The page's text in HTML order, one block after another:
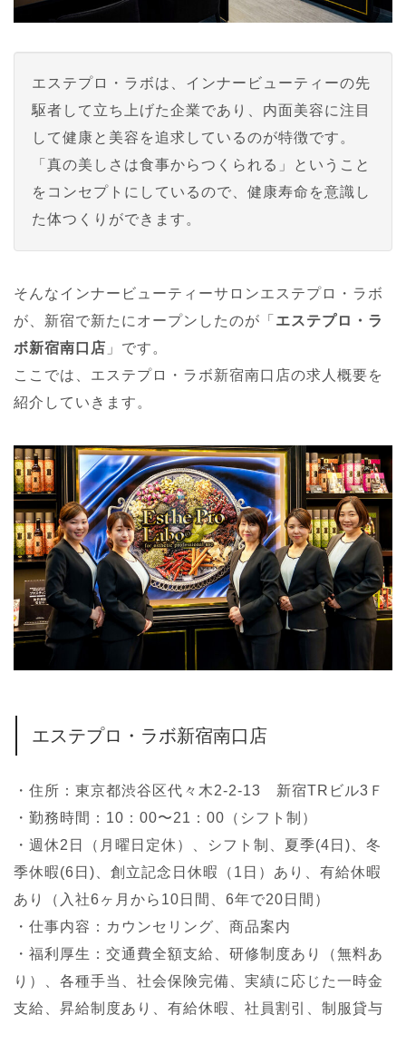
エステプロ・ラボは、インナービューティーの先
駆者して立ち上げた企業であり、内面美容に注目
して健康と美容を追求しているのが特徴です。
「真の美しさは食事からつくられる」ということ
をコンセプトにしているので、健康寿命を意識し
た体つくりができます。
そんなインナービューティーサロンエステプロ・ラボ
が、新宿で新たにオープンしたのが「 エステプロ・ラ
ボ新宿南口店 」です。
ここでは、エステプロ・ラボ新宿南口店の求人概要を
紹介していきます。
エステプロ・ラボ新宿南口店
・住所：東京都渋谷区代々木2-2-13 新宿TRビル3Ｆ
・勤務時間：10：00〜21：00（シフト制）
・週休2日（月曜日定休）、シフト制、夏季(4日)、冬
季休暇(6日)、創立記念日休暇（1日）あり、有給休暇
あり（入社6ヶ月から10日間、6年で20日間）
・仕事内容：カウンセリング、商品案内
・福利厚生：交通費全額支給、研修制度あり（無料あ
り）、各種手当、社会保険完備、実績に応じた一時金
支給、昇給制度あり、有給休暇、社員割引、制服貸与